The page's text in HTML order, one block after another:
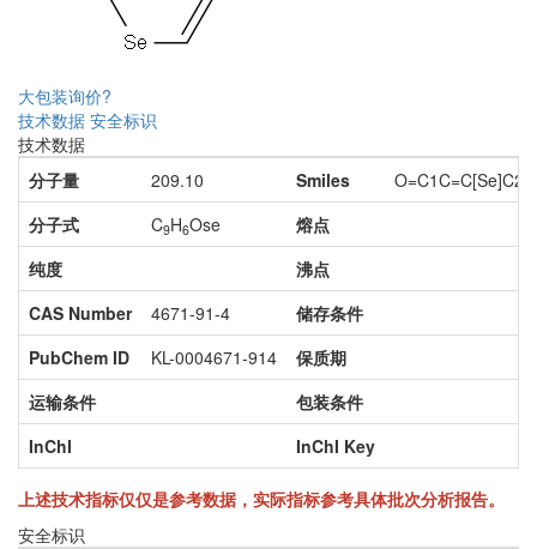
大包装询价?
技术数据 安全标识
技术数据
分子量
209.10 Smiles
分子式
C9H6Ose
熔点
纯度
沸点
CAS Number
4671-91-4
储存条件
PubChem ID
KL-0004671-914
保质期
运输条件
包装条件
InChI
InChI Key
上述技术指标仅仅是参考数据，实际指标参考具体批次分析报告。
安全标识